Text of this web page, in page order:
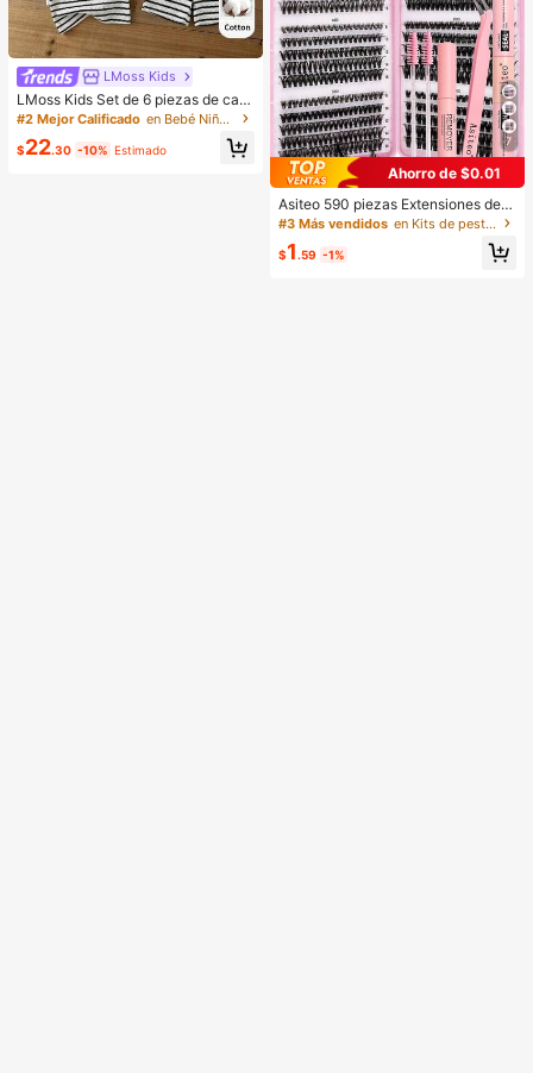
LMoss Kids
LMoss Kids Set de 6 piezas de cam
iseta de cuello redondo casual y pa
ntalones cortos de cintura elástica
para niño bebé
#2 Mejor Calificado en Bebé Niños Camiseta Co-ords
$22.30 -10% Estimado
7
Ahorro de $0.01
Asiteo 590 piezas Extensiones de p
estañas de mink falso estilo D-Curl,
Set de pestañas individuales DIY d
e alta capacidad 30D+40D+50D+
#3 Más vendidos en Kits de pestañas postizas y adhesivos
$1 .59 -1%